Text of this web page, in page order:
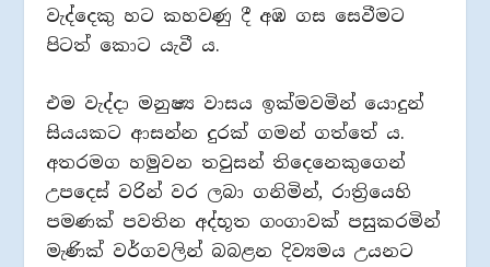
වැද්දෙකු හට කහවණු දී අඹ ගස සෙවීමට
පිටත් කොට යැවී ය.
එම වැද්දා මනුෂ්‍ය වාසය ඉක්මවමින් යොදුන්
සියයකට ආසන්න දුරක් ගමන් ගත්තේ ය.
අතරමග හමුවන තවුසන් තිදෙනෙකුගෙන්
උපදෙස් වරින් වර ලබා ගනිමින්, රාත්‍රියෙහි
පමණක් පවතින අද්භූත ගංගාවක් පසුකරමින්
මැණික් වර්ගවලින් බබළන දිව්‍යමය උයනට